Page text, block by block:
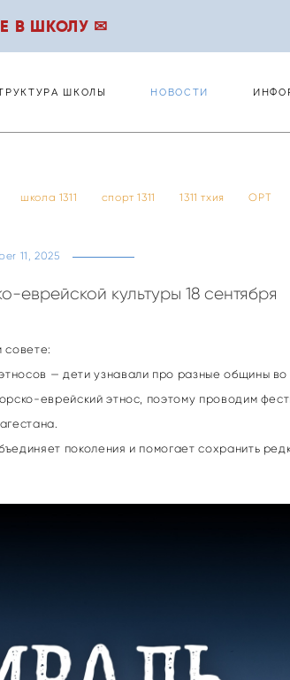
В ШКОЛУ ✉
ШКОЛЫ НОВОСТИ
школа 1311 спорт 1311 1311 тхия ОРТ
11, 2025
еврейской культуры 18 сентября
совете:
— дети узнавали про разные общины во
еврейский этнос, поэтому проводим
поколения и помогает сохранить